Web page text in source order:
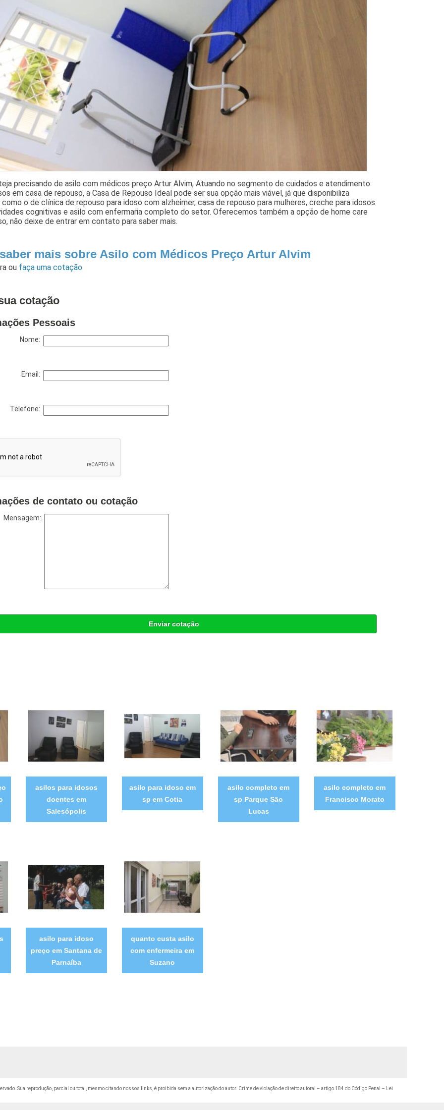
precisando de asilo com médicos preço Artur Alvim, Atuando no segmento de cuidados e atendimento
em casa de repouso, a Casa de Repouso Ideal pode ser sua opção mais viável, já que disponibiliza
o de clínica de repouso para idoso com alzheimer, casa de repouso para mulheres, creche para idosos
cognitivas e asilo com enfermaria completo do setor. Oferecemos também a opção de home care
não deixe de entrar em contato para saber mais.
mais sobre Asilo com Médicos Preço Artur Alvim
ou faça uma cotação
cotação
Pessoais
Nome:
Email:
Telefone:
de contato ou cotação
Mensagem:
Enviar cotação
asilos para idosos
doentes em
Salesópolis
asilo para idoso em
sp em Cotia
asilo completo em
sp Parque São
Lucas
asilo completo em
Francisco Morato
asilo para idoso
preço em Santana de
Parnaíba
quanto custa asilo
com enfermeira em
Suzano
Sua reprodução, parcial ou total, mesmo citando nossos links, é proibida sem a autorização do autor. Crime de violação de direito autoral – artigo 184 do Código Penal –
Lei